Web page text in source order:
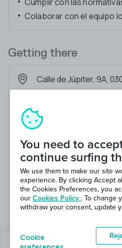
Colaborar con el equipo
Getting there
Calle de Júpiter, 9A,
You need to
continue surfing
We use them to make our site
experience. By clicking Accept
the Cookies Preferences, you
our Cookies Policy . To change
withdraw your consent, update
Cookie